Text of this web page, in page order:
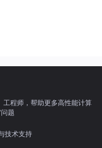
工程师，帮助更多高性能计算
题
技术支持